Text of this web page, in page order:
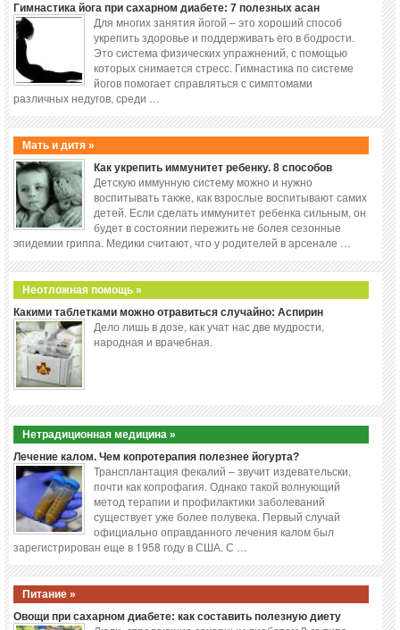
Гимнастика йога при сахарном диабете: 7 полезных асан
Для многих занятия йогой – это хороший способ
укрепить здоровье и поддерживать его в бодрости.
Это система физических упражнений, с помощью
которых снимается стресс. Гимнастика по системе
йогов помогает справляться с симптомами
различных недугов, среди …
Мать и дитя »
Как укрепить иммунитет ребенку. 8 способов
Детскую иммунную систему можно и нужно
воспитывать также, как взрослые воспитывают самих
детей. Если сделать иммунитет ребенка сильным, он
будет в состоянии пережить не болея сезонные
эпидемии гриппа. Медики считают, что у родителей в арсенале …
Неотложная помощь »
Какими таблетками можно отравиться случайно: Аспирин
Дело лишь в дозе, как учат нас две мудрости,
народная и врачебная.
Нетрадиционная медицина »
Лечение калом. Чем копротерапия полезнее йогурта?
Трансплантация фекалий – звучит издевательски,
почти как копрофагия. Однако такой волнующий
метод терапии и профилактики заболеваний
существует уже более полувека. Первый случай
официально оправданного лечения калом был
зарегистрирован еще в 1958 году в США. С …
Питание »
Овощи при сахарном диабете: как составить полезную диету